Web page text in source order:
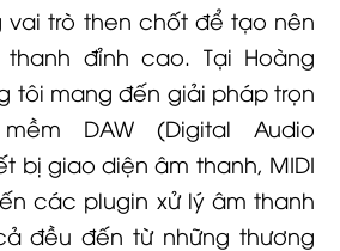
vai trò then chốt để tạo nên
đỉnh cao. Tại Hoàng
tôi mang đến giải pháp trọn
DAW (Digital Audio
bị giao diện âm thanh, MIDI
các plugin xử lý âm thanh
đều đến từ những thương